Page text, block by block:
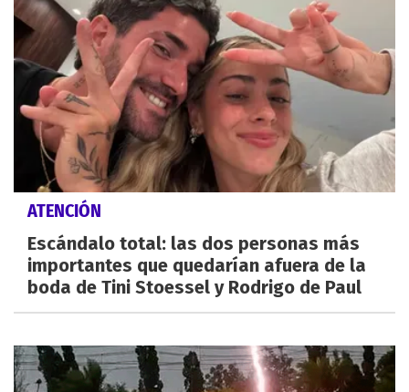
ATENCIÓN
Escándalo total: las dos personas más
importantes que quedarían afuera de la
boda de Tini Stoessel y Rodrigo de Paul